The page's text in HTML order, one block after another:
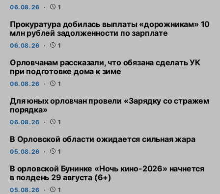
06.08.26 1
Прокуратура добилась выплаты «дорожникам» 10
млн рублей задолженности по зарплате
06.08.26 1
Орловчанам рассказали, что обязана сделать УК
при подготовке дома к зиме
06.08.26 1
Для юных орловчан провели «Зарядку со стражем
порядка»
06.08.26 1
В Орловской области ожидается сильная жара
05.08.26 1
В орловской Бунинке «Ночь кино-2026» начнется
в полдень 29 августа (6+)
05.08.26 1